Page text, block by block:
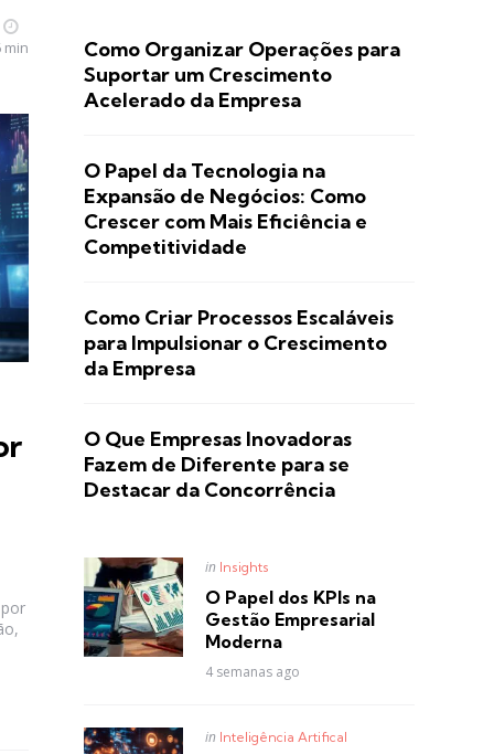
min
Como Organizar Operações para
Suportar um Crescimento
Acelerado da Empresa
O Papel da Tecnologia na
Expansão de Negócios: Como
Crescer com Mais Eficiência e
Competitividade
Como Criar Processos Escaláveis
para Impulsionar o Crescimento
da Empresa
O Que Empresas Inovadoras
Fazem de Diferente para se
Destacar da Concorrência
Posted
in Insights
O Papel dos KPIs na
Gestão Empresarial
Moderna
4 semanas ago
Posted
in Inteligência Artifical